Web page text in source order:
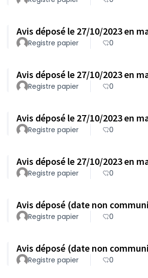
Registre papier 0
Registre papier 0
Registre papier 0
Registre papier 0
Registre papier 0
Registre papier 0